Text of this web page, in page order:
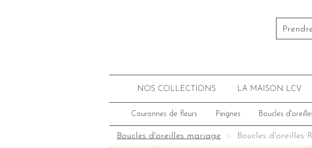
NOS COLLECTIONS LA MAISON LCV
Couronnes de fleurs Peignes Boucles
Boucles d'oreilles mariage Boucles d'oreilles